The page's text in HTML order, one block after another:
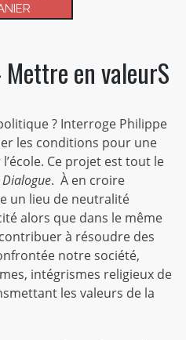
en valeurS
? Interroge Philippe
les conditions pour une
Ce projet est tout le
Dialogue. À en croire
un lieu de neutralité
alors que dans le même
à résoudre des
notre société,
intégrismes religieux de
les valeurs de la